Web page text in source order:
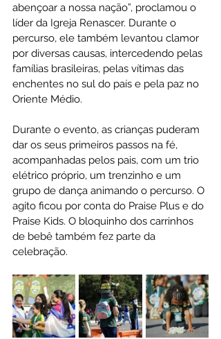
abençoar a nossa nação”, proclamou o
líder da Igreja Renascer. Durante o
percurso, ele também levantou clamor
por diversas causas, intercedendo pelas
famílias brasileiras, pelas vítimas das
enchentes no sul do país e pela paz no
Oriente Médio.
Durante o evento, as crianças puderam
dar os seus primeiros passos na fé,
acompanhadas pelos pais, com um trio
elétrico próprio, um trenzinho e um
grupo de dança animando o percurso. O
agito ficou por conta do Praise Plus e do
Praise Kids. O bloquinho dos carrinhos
de bebê também fez parte da
celebração.